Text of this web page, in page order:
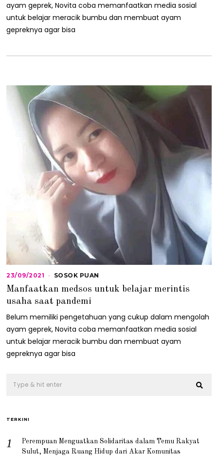
0
3
ayam geprek, Novita coba memanfaatkan media sosial
untuk belajar meracik bumbu dan membuat ayam
gepreknya agar bisa
23/09/2021
0
/
0
/
0
3
SOSOK PUAN
Manfaatkan medsos untuk belajar merintis
usaha saat pandemi
Belum memiliki pengetahuan yang cukup dalam mengolah
ayam geprek, Novita coba memanfaatkan media sosial
untuk belajar meracik bumbu dan membuat ayam
gepreknya agar bisa
TERKINI
Perempuan Menguatkan Solidaritas dalam Temu Rakyat
Sulut, Menjaga Ruang Hidup dari Akar Komunitas